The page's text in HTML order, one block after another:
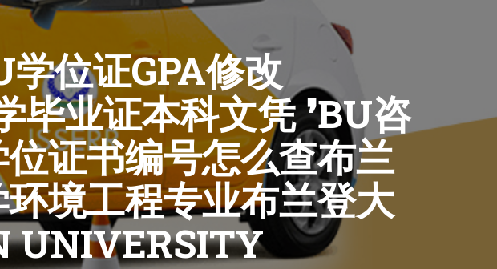
位证GPA修改
毕业证本科文凭 ❜BU咨
证书编号怎么查布兰
境工程专业布兰登大
UNIVERSITY